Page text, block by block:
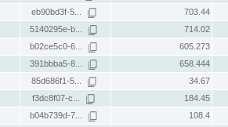
eb90bd3f-5... 703.44
5140295e-b... 714.02
b02ce5c0-6... 605.273
391bbba5-8... 658.444
85d686f1-5... 34.67
f3dc8f07-c... 184.45
b04b739d-7... 108.4